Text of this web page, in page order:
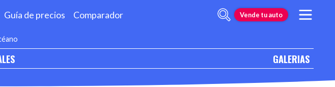
Guía de precios Comparador Vende tu auto
GALERIAS